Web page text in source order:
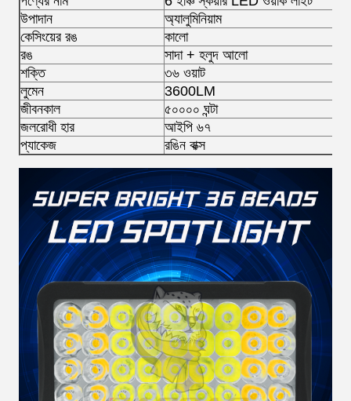
উপাদান
অ্যালুমিনিয়াম
কেসিংয়ের রঙ
কালো
রঙ
সাদা + হলুদ আলো
শক্তি
৩৬ ওয়াট
লুমেন
3600LM
জীবনকাল
৫০০০০ ঘন্টা
জলরোধী হার
আইপি ৬৭
প্যাকেজ
রঙিন বাক্স